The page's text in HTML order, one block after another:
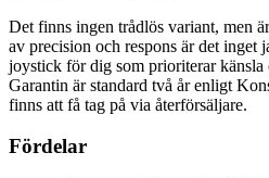
Det finns ingen trådlös variant, men
av precision och respons är det inget
joystick för dig som prioriterar känsla
Garantin är standard två år enligt
finns att få tag på via återförsäljare.
Fördelar